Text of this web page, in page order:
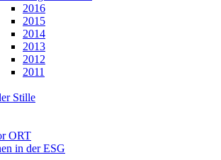
2016
2015
2014
2013
2012
2011
Stille
ORT
in der ESG